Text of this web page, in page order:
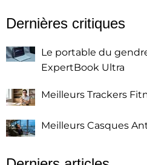
Dernières critiques
Le portable du
ExpertBook Ultra
Meilleurs Trackers
Meilleurs Casques